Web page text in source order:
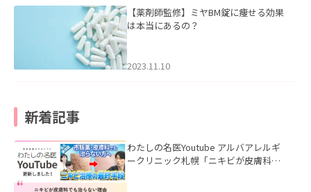
【薬剤師監修】ミヤBM錠に痩せる効果
は本当にあるの？
2023.11.10
新着記事
わたしの名医Youtube アルバアレルギ
ークリニック札幌「ニキビが皮膚科で